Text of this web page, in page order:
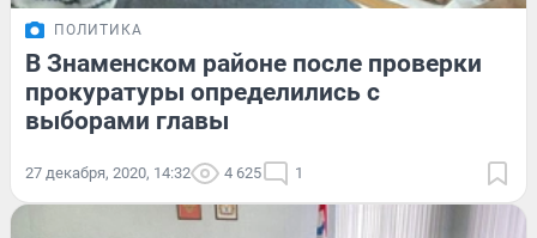
ПОЛИТИКА
В Знаменском районе после проверки
прокуратуры определились с
выборами главы
27 декабря, 2020, 14:32 4 625 1